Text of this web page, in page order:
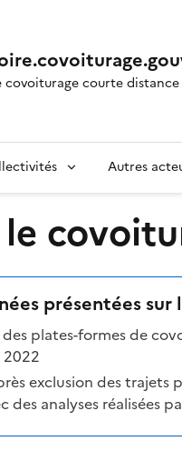
covoiturage courte distance
Autres
présentées sur
des plates-formes de
2022
exclusion des trajets
analyses réalisées